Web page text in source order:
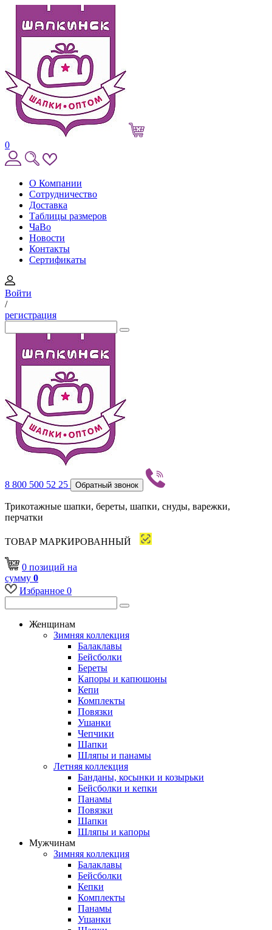
0
О Компании
Сотрудничество
Доставка
Таблицы размеров
ЧаВо
Новости
Контакты
Сертификаты
Войти
/
регистрация
8 800 500 52 25 Обратный звонок
Трикотажные шапки, береты, шапки, снуды, варежки,
перчатки
ТОВАР МАРКИРОВАННЫЙ
0 позиций на
сумму 0
Избранное 0
Женщинам
Зимняя коллекция
Балаклавы
Бейсболки
Береты
Капоры и капюшоны
Кепи
Комплекты
Повязки
Ушанки
Чепчики
Шапки
Шляпы и панамы
Летняя коллекция
Банданы, косынки и козырьки
Бейсболки и кепки
Панамы
Повязки
Шапки
Шляпы и капоры
Мужчинам
Зимняя коллекция
Балаклавы
Бейсболки
Кепки
Комплекты
Панамы
Ушанки